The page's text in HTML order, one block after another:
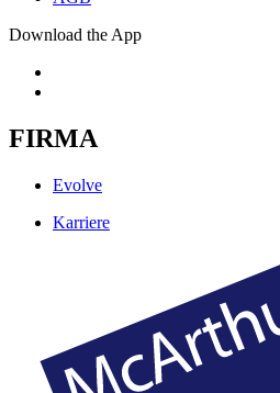
Download the App
FIRMA
Evolve
Karriere